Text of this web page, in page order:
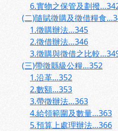
6.實物之保管及劃撥
(二)隨賦徵購及徵借糧食
1.徵購辦法…345
2.徵借辦法…346
3.徵購與徵借之比較
(三)帶徵縣級公糧…352
1.沿革…352
2.數額…353
3.帶徵辦法…363
4.給領範圍及數量…363
5.預算上處理辦法…366